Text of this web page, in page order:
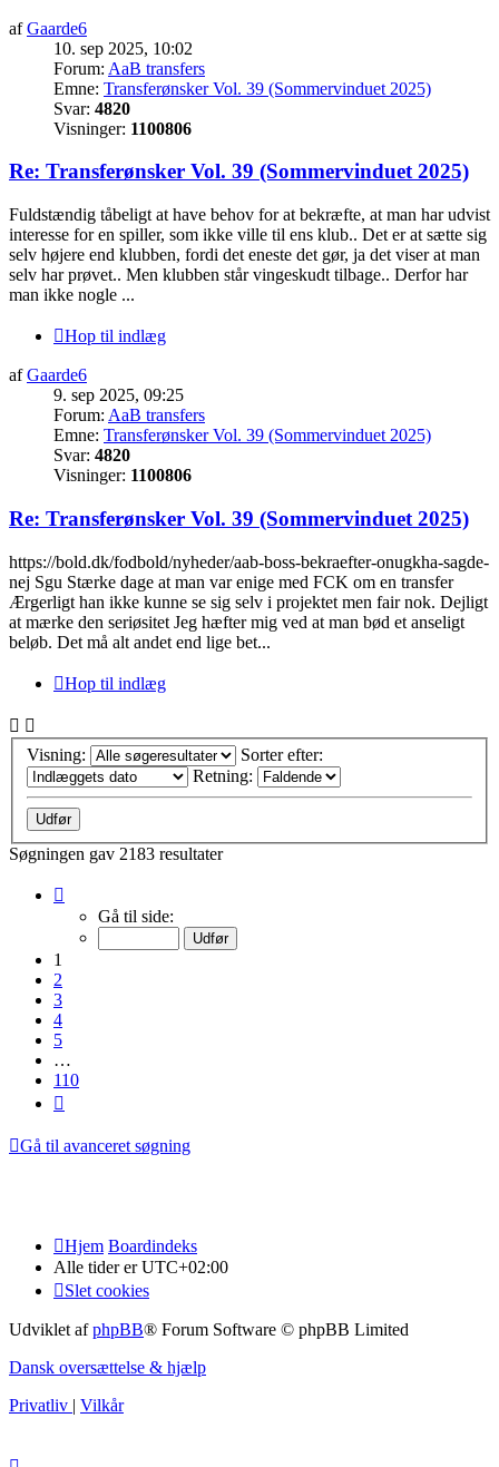
afGaarde6
10. sep 2025, 10:02
Forum: AaB transfers
Emne: Transferønsker Vol. 39 (Sommervinduet 2025)
Svar: 4820
Visninger: 1100806
Re: Transferønsker Vol. 39 (Sommervinduet 2025)
Fuldstændig tåbeligt at have behov for at bekræfte, at man har udvist
interesse for en spiller, som ikke ville til ens klub.. Det er at sætte sig
selv højere end klubben, fordi det eneste det gør, ja det viser at man
selv har prøvet.. Men klubben står vingeskudt tilbage.. Derfor har
man ikke nogle ...
Hop til indlæg
afGaarde6
9. sep 2025, 09:25
Forum: AaB transfers
Emne: Transferønsker Vol. 39 (Sommervinduet 2025)
Svar: 4820
Visninger: 1100806
Re: Transferønsker Vol. 39 (Sommervinduet 2025)
https://bold.dk/fodbold/nyheder/aab-boss-bekraefter-onugkha-sagde-
nej Sgu Stærke dage at man var enige med FCK om en transfer
Ærgerligt han ikke kunne se sig selv i projektet men fair nok. Dejligt
at mærke den seriøsitet Jeg hæfter mig ved at man bød et anseligt
beløb. Det må alt andet end lige bet...
Hop til indlæg
Visning:
Sorter efter:
Retning:
Søgningen gav 2183 resultater
Gå til side:
1
2
3
4
5
…
110
Gå til avanceret søgning
Hjem Boardindeks
Alle tider erUTC+02:00
Slet cookies
Udviklet afphpBB® Forum Software © phpBB Limited
Dansk oversættelse & hjælp
Privatliv | Vilkår